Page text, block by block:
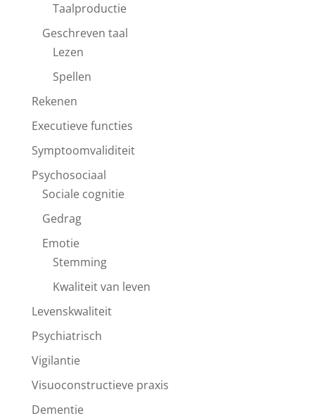
Taalproductie
Geschreven taal
Lezen
Spellen
Rekenen
Executieve functies
Symptoomvaliditeit
Psychosociaal
Sociale cognitie
Gedrag
Emotie
Stemming
Kwaliteit van leven
Levenskwaliteit
Psychiatrisch
Vigilantie
Visuoconstructieve praxis
Dementie